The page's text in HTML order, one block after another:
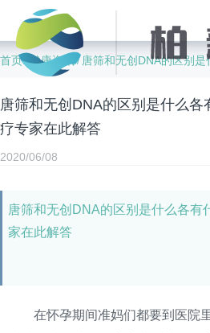
首页/健康资讯 / 唐筛和无创DNA的区别是什么各
唐筛和无创DNA的区别是什么各
疗专家在此解答
2020/06/08
唐筛和无创DNA的区别是什么各有
家在此解答
在怀孕期间准妈们都要到医院里